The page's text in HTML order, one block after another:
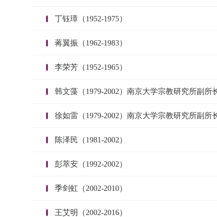
丁钰璋（1952-1975）
蒋翼振（1962-1983）
李荣芳（1952-1965）
韩文藻（1979-2002）南京大学宗教研究所副所
徐如雷（1979-2002）南京大学宗教研究所副所
陈泽民（1981-2002）
彭萃安（1992-2002）
季剑虹（2002-2010）
王艾明（2002-2016）